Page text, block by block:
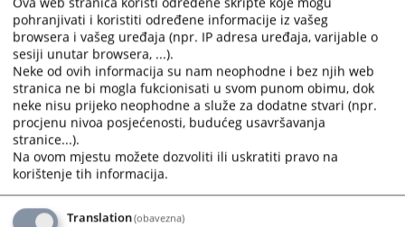
date.
Press
the
question
mark
key
to
get
the
keyboard
shortcuts
date.
Press
question
mark
key
to
get
keyboard
pohranjivati i koristiti određene informacije iz vašeg
browsera i vašeg uređaja (npr. IP adresa uređaja, varijable o
sesiji unutar browsera, ...).
Neke od ovih informacija su nam neophodne i bez njih web
stranica ne bi mogla fukcionisati u svom punom obimu, dok
neke nisu prijeko neophodne a služe za dodatne stvari (npr.
procjenu nivoa posjećenosti, budućeg usavršavanja
stranice...).
Na ovom mjestu možete dozvoliti ili uskratiti pravo na
korištenje tih informacija.
Translation(obavezna)